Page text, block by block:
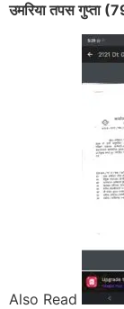
उमरिया तपस
Also Read